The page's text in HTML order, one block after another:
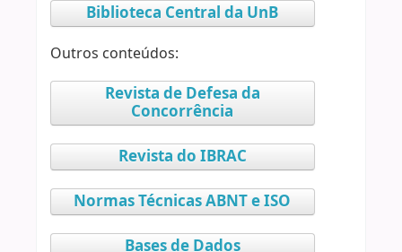
Biblioteca Central da UnB
Outros conteúdos:
Revista de Defesa da
Concorrência
Revista do IBRAC
Normas Técnicas ABNT e ISO
Bases de Dados